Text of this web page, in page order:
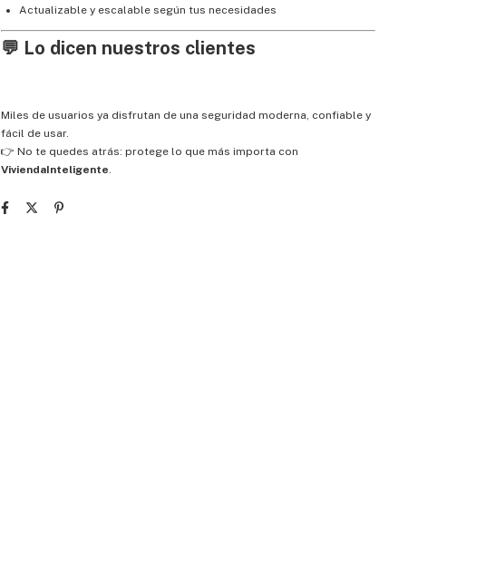
Actualizable y escalable según tus necesidades
💬 Lo dicen nuestros clientes
Miles de usuarios ya disfrutan de una seguridad moderna, confiable y
fácil de usar.
👉 No te quedes atrás: protege lo que más importa con
ViviendaInteligente.